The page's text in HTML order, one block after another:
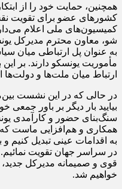
همچنین، حمایت خود را از
کشورهای عضو برای تقویت
کمیسیون‌های ملی اعلام
شو، معاون محترم مدیرکل
به عنوان پل ارتباطی میان
مأموریت یونسکو دارند. بر
ارتباط میان ملت‌ها و
در حالی که در این نشست
بیایید بار دیگر بر باور
سنگ‌بنای حضور و کارآمدی
همکاری و هم‌افزایی ماست که
به اقدامات عینی تبدیل کنیم و
در سراسر جهان تقویت نمائیم.
قوی و صمیمانه مدیرکل جدید،
خواهیم شد.